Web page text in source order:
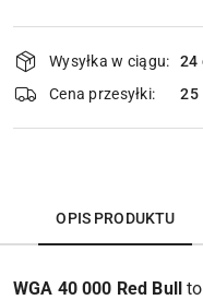
Dostępność
i
dostawa
Wysyłka w ciągu:
24
Cena przesyłki:
25
OPIS PRODUKTU
WGA 40 000 Red Bull